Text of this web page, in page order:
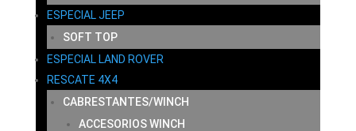
ESPECIAL JEEP
SOFT TOP
ESPECIAL LAND ROVER
RESCATE 4X4
CABRESTANTES/WINCH
ACCESORIOS WINCH